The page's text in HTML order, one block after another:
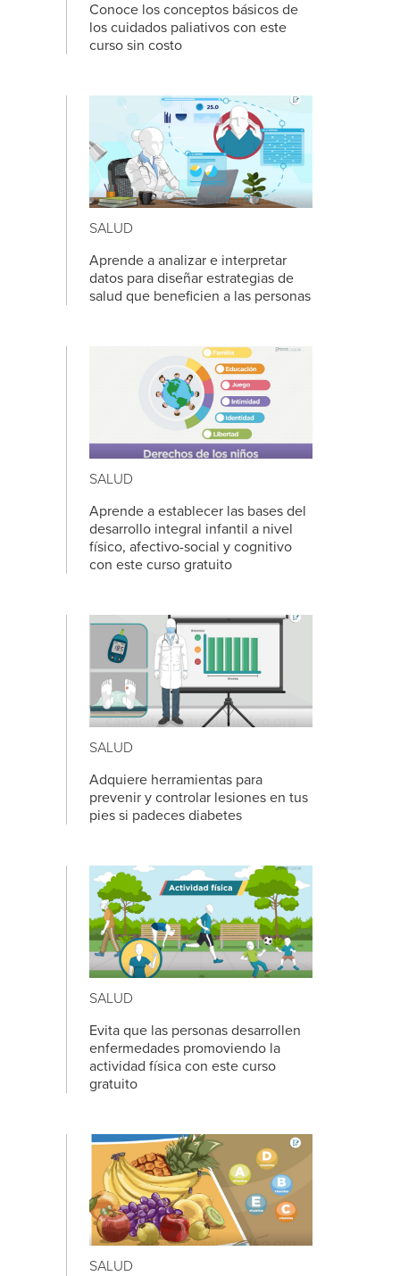
Conoce los conceptos básicos de
los cuidados paliativos con este
curso sin costo
SALUD
Aprende a analizar e interpretar
datos para diseñar estrategias de
salud que beneficien a las personas
SALUD
Aprende a establecer las bases del
desarrollo integral infantil a nivel
físico, afectivo-social y cognitivo
con este curso gratuito
SALUD
Adquiere herramientas para
prevenir y controlar lesiones en tus
pies si padeces diabetes
SALUD
Evita que las personas desarrollen
enfermedades promoviendo la
actividad física con este curso
gratuito
SALUD